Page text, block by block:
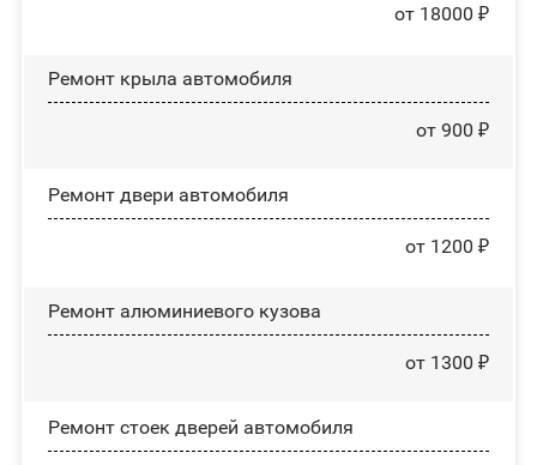
от 18000 ₽
Ремонт крыла автомобиля
от 900 ₽
Ремонт двери автомобиля
от 1200 ₽
Ремонт алюминиевого кузова
от 1300 ₽
Ремонт стоек дверей автомобиля